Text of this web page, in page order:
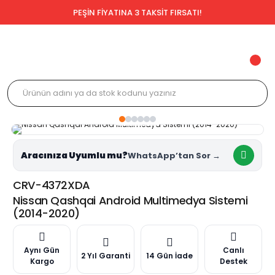
PEŞİN FİYATINA 3 TAKSİT FIRSATI!
Aracınıza Uyumlu mu?
CRV-4372XDA
Nissan Qashqai Android Multimedya Sistemi
(2014-2020)
Aynı Gün
Kargo
2 Yıl Garanti 14 Gün İade
Canlı
Destek